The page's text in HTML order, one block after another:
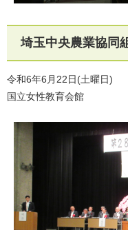
埼玉中央農業協同
令和6年6月22日(土曜日)
国立女性教育会館